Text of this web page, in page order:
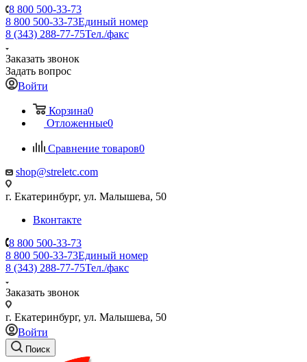
8 800 500-33-73
8 800 500-33-73Единый номер
8 (343) 288-77-75Тел./факс
Заказать звонок
Задать вопрос
Войти
Корзина0
Отложенные0
Сравнение товаров0
shop@streletc.com
г. Екатеринбург, ул. Малышева, 50
Вконтакте
8 800 500-33-73
8 800 500-33-73Единый номер
8 (343) 288-77-75Тел./факс
Заказать звонок
г. Екатеринбург, ул. Малышева, 50
Войти
Поиск